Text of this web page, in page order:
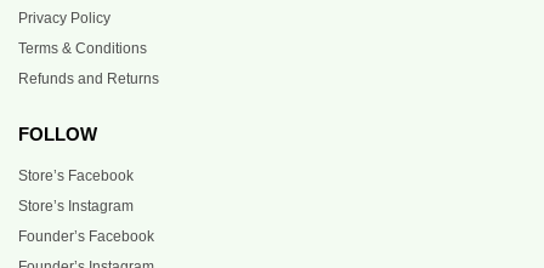
Privacy Policy
Terms & Conditions
Refunds and Returns
FOLLOW
Store’s Facebook
Store’s Instagram
Founder’s Facebook